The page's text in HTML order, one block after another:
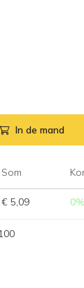
In de mand
Som
€ 5,09 0%